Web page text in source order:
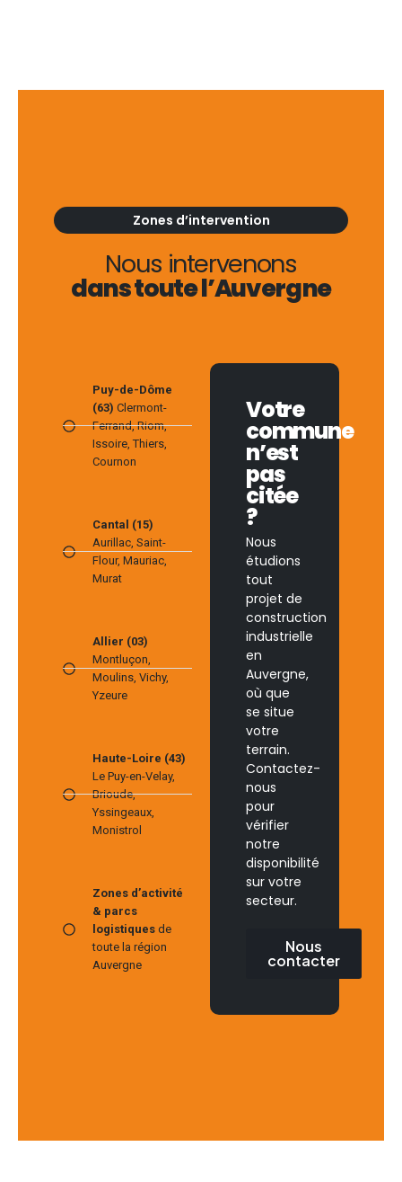
Zones d’intervention
Nous intervenons
dans toute l’Auvergne
Puy-de-Dôme
(63) Clermont-
Ferrand, Riom,
Issoire, Thiers,
Cournon
Cantal (15)
Aurillac, Saint-
Flour, Mauriac,
Murat
Allier (03)
Montluçon,
Moulins, Vichy,
Yzeure
Haute-Loire (43)
Le Puy-en-Velay,
Brioude,
Yssingeaux,
Monistrol
Zones d’activité
& parcs
logistiquesde
toute la région
Auvergne
Votre
commune
n’est
pas
citée
?
Nous
étudions
tout
projet de
construction
industrielle
en
Auvergne,
où que
se situe
votre
terrain.
Contactez-
nous
pour
vérifier
notre
disponibilité
sur votre
secteur.
Nous
contacter